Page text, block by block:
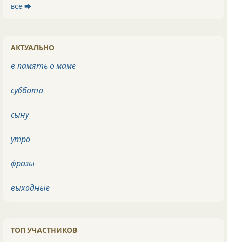
все ⮕
АКТУАЛЬНО
в память о маме
суббота
сыну
утро
фразы
выходные
ТОП УЧАСТНИКОВ